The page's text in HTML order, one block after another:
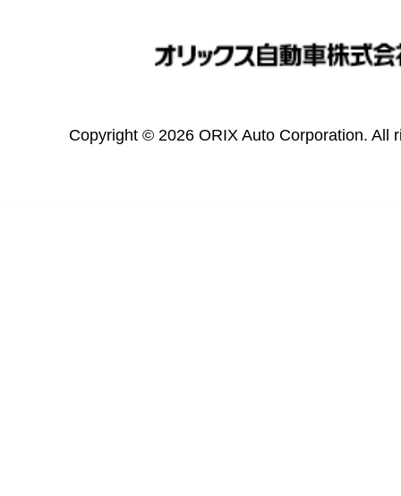
Copyright © 2026 ORIX Auto Corporation. All